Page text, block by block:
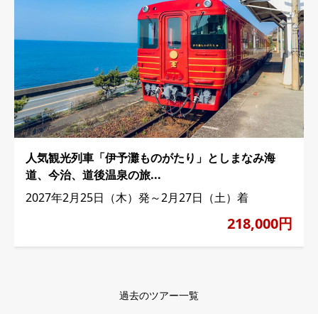
人気観光列車「伊予灘ものがたり」としまなみ海
道、今治、道後温泉の旅...
2027年2月25日（木）発～2月27日（土）着
218,000円
過去のツアー一覧